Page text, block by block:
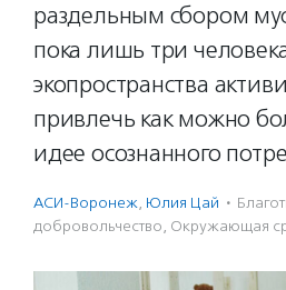
раздельным сбором
пока лишь три
экопространства
привлечь как можно
идее осознанного
АСИ-Воронеж, Юлия Цай ·
доброволь­чест­во, Окружающая